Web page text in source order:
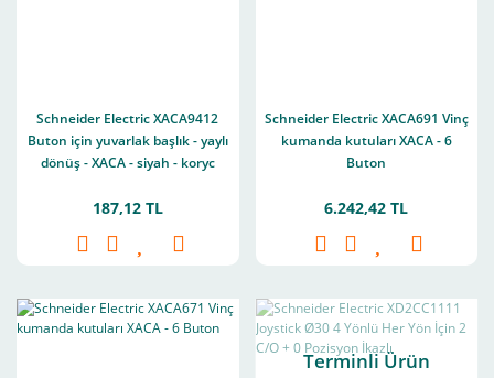
Schneider Electric XACA9412
Buton için yuvarlak başlık - yaylı
dönüş - XACA - siyah - koryc
187,12 TL
Schneider Electric XACA691 Vinç
kumanda kutuları XACA - 6
Buton
6.242,42 TL
Terminli Ürün